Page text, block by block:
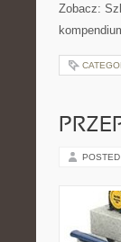
Zobacz: